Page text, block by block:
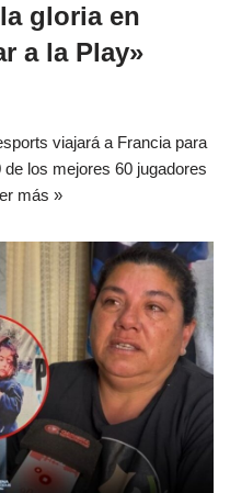
gloria en
a la Play»
viajará a Francia para
los mejores 60 jugadores
más »